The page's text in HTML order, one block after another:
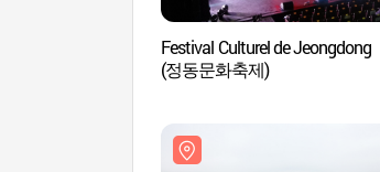
Festival Culturel de Jeongdong
(정동문화축제)